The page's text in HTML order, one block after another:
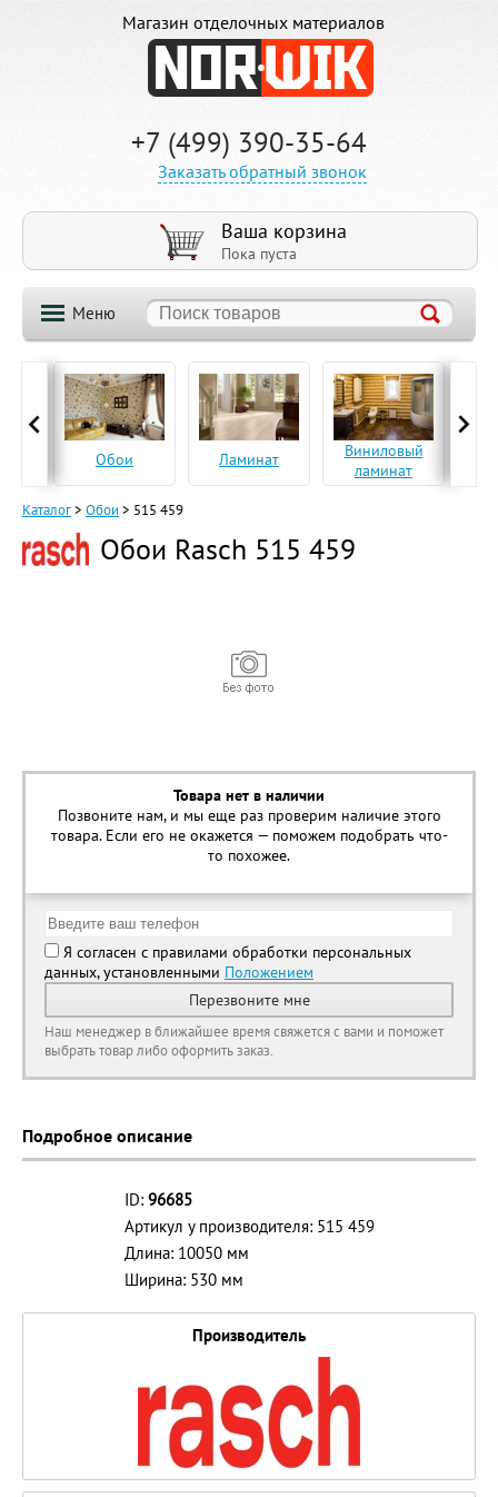
Магазин отделочных материалов
+7 (499) 390-35-64
Заказать обратный звонок
Ваша корзина
Пока пуста
Меню
Обои Ламинат
Виниловый
ламинат
Каталог> Обои> 515 459
Обои Rasch 515 459
Товара нет в наличии
Позвоните нам, и мы еще раз проверим наличие этого
товара. Если его не окажется — поможем подобрать что-
то похожее.
Я согласен с правилами обработки персональных
данных, установленными Положением
Перезвоните мне
Наш менеджер в ближайшее время свяжется с вами и поможет
выбрать товар либо оформить заказ.
Подробное описание
ID: 96685
Артикул у производителя: 515 459
Длина: 10050 мм
Ширина: 530 мм
Производитель